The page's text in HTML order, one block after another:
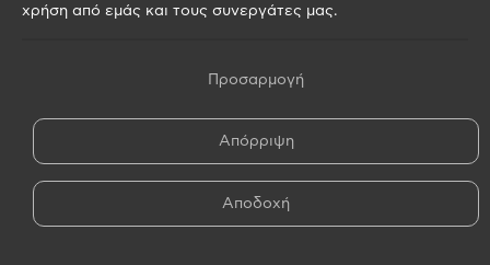
Όροι & Προϋποθέσεις Escrow
χρήση από εμάς και τους συνεργάτες μας.
Προσαρμογή
Απόρριψη
Αποδοχή